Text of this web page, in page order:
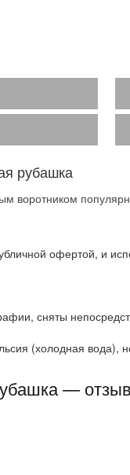
рубашка
воротником
офертой, и
сняты
(холодная вода),
—